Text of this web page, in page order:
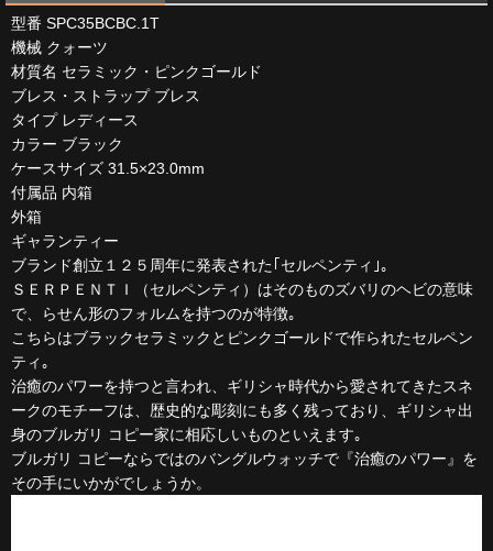
型番 SPC35BCBC.1T
機械 クォーツ
材質名 セラミック・ピンクゴールド
ブレス・ストラップ ブレス
タイプ レディース
カラー ブラック
ケースサイズ 31.5×23.0mm
付属品 内箱
外箱
ギャランティー
ブランド創立１２５周年に発表された｢セルペンティ｣｡
ＳＥＲＰＥＮＴＩ（セルペンティ）はそのものズバリのヘビの意味
で、らせん形のフォルムを持つのが特徴｡
こちらはブラックセラミックとピンクゴールドで作られたセルペン
ティ｡
治癒のパワーを持つと言われ、ギリシャ時代から愛されてきたスネ
ークのモチーフは、歴史的な彫刻にも多く残っており、ギリシャ出
身のブルガリ コピー家に相応しいものといえます｡
ブルガリ コピーならではのバングルウォッチで『治癒のパワー』を
その手にいかがでしょうか。